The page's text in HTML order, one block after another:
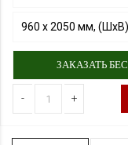
960 х 2050 мм,
ЗАКАЗАТЬ
- +